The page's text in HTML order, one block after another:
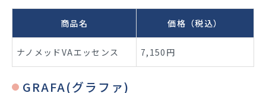
商品名 価格（税込）
ナノメッドVAエッセンス 7,150円
GRAFA(グラファ)